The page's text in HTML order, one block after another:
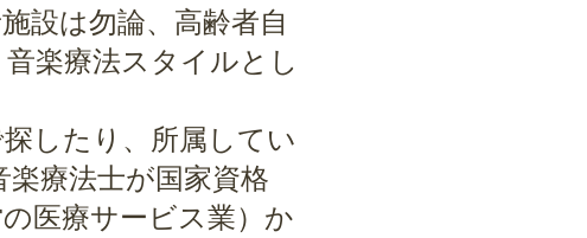
設は勿論、高齢者自
楽療法スタイルとし
したり、所属してい
療法士が国家資格
医療サービス業）か